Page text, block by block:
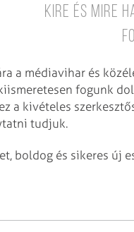
kire és mire
a médiavihar és
fogunk
a kivételes
tudjuk.
boldog és sikeres új